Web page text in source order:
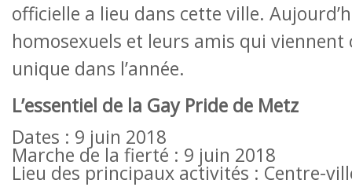
officielle a lieu dans cette ville.
homosexuels et leurs amis qui
unique dans l’année.
L’essentiel de la Gay Pride de Metz
Dates : 9 juin 2018
Marche de la fierté : 9 juin 2018
Lieu des principaux activités : Centre-